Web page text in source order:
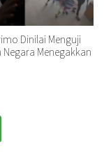
Dinilai Menguji
Menegakkan